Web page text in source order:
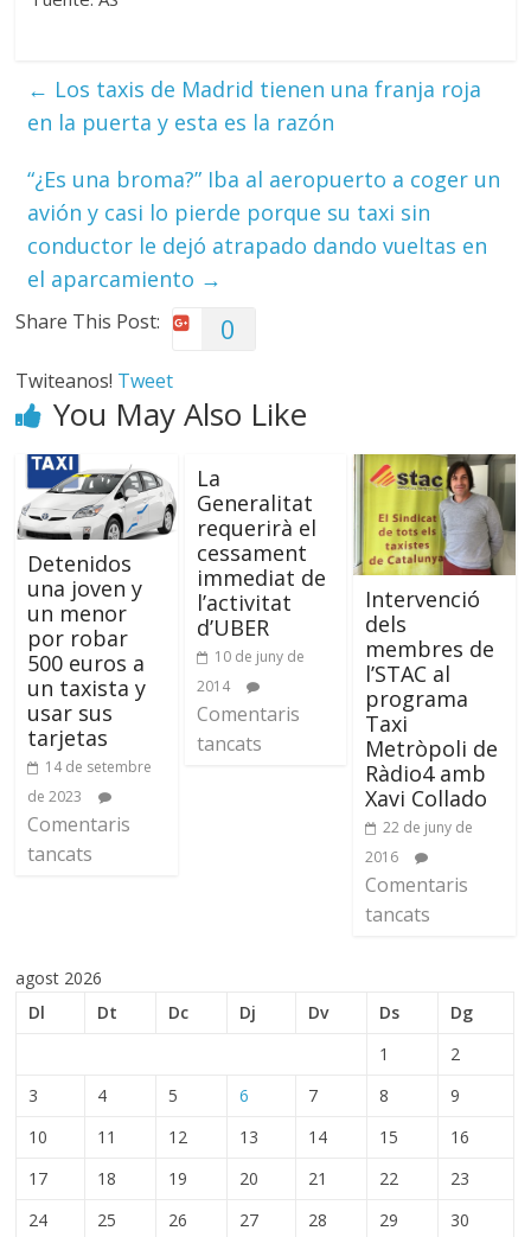
← Los taxis de Madrid tienen una franja roja
en la puerta y esta es la razón
“¿Es una broma?” Iba al aeropuerto a coger un
avión y casi lo pierde porque su taxi sin
conductor le dejó atrapado dando vueltas en
el aparcamiento →
Share This Post: 0
Twiteanos! Tweet
You May Also Like
Detenidos
una joven y
un menor
por robar
500 euros a
un taxista y
usar sus
tarjetas
14 de setembre
de 2023
Comentaris
tancats
La
Generalitat
requerirà el
cessament
immediat de
l’activitat
d’UBER
10 de juny de
2014
Comentaris
tancats
Intervenció
dels
membres de
l’STAC al
programa
Taxi
Metròpoli de
Ràdio4 amb
Xavi Collado
22 de juny de
2016
Comentaris
tancats
agost 2026
Dl
Dt Dc Dj Dv Ds
Dg
1
2
3
4 5 6 7 8
9
10
11 12 13 14 15
16
17
18 19 20 21 22
23
24
25 26 27 28 29
30